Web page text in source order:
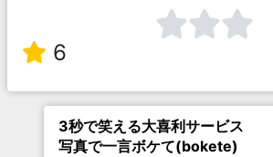
6
3秒で笑える大喜利サービス
写真で一言ボケて(bokete)